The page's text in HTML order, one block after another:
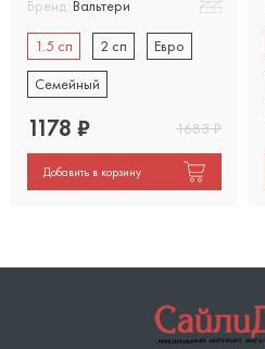
Бренд: Вальтери
1.5 сп 2 сп
Евро
Семейный
1178 ₽ 1683₽
Добавить в корзину